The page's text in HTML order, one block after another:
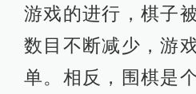
游戏的进行，棋子
数目不断减少，游
单。相反，围棋是